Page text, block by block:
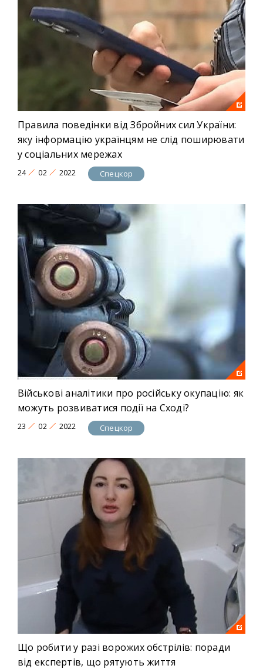
Правила поведінки від Збройних сил України:
яку інформацію українцям не слід поширювати
у соціальних мережах
24 02 2022 Спецкор
Військові аналітики про російську окупацію: як
можуть розвиватися події на Сході?
23 02 2022 Спецкор
Що робити у разі ворожих обстрілів: поради
від експертів, що рятують життя